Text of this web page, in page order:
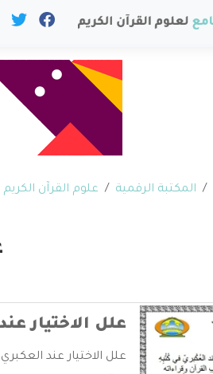
المكتبة الرقمية علوم القرآن الكريم
علل الاختيار
علل الاختيار عند